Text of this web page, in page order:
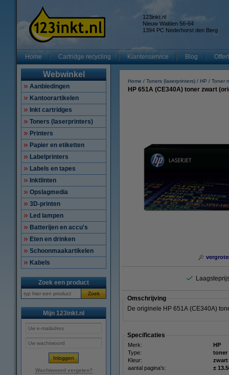
123inkt.nl
Nieuw Walden 56-64
1394 PC Nederhorst den Berg
Home Cartridge recycling Klantenservice Blog
Webwinkel
Aanbiedingen
Kantoorartikelen
Inkt cartridges
Toners (laserprinters)
Printers
Papier en etiketten
Labelprinters
Labels en tapes
Inktlinten
Opslagmedia
3D-printen
Led lampen
Batterijen en accu's
Eten en drinken
Schoonmaakartikelen
Kabels
Zoek een product
Zoek
Mijn 123inkt.nl
Wachtwoord vergeten?
Home Toners (laserprinters) HP Toner
HP 651A (CE340A) toner zwart
Omschrijving
De originele HP 651A (CE340A)
Specificaties
Merk: HP
Type:
toner
Kleur:
zwart
aantal pagina's:
±